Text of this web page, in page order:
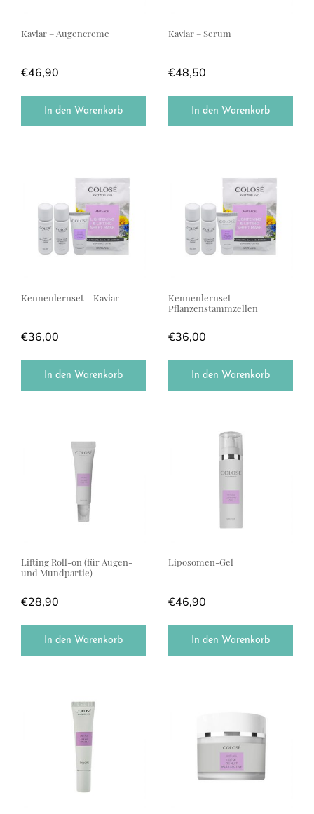
Kaviar – Augencreme
€46,90
In den Warenkorb
Kaviar – Serum
€48,50
In den Warenkorb
Kennenlernset – Kaviar
€36,00
In den Warenkorb
Kennenlernset –
Pflanzenstammzellen
€36,00
In den Warenkorb
Lifting Roll-on (für Augen-
und Mundpartie)
€28,90
In den Warenkorb
Liposomen-Gel
€46,90
In den Warenkorb